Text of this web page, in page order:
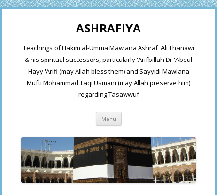
ASHRAFIYA
Teachings of Hakim al-Umma Mawlana Ashraf 'Ali Thanawi
& his spiritual successors, particularly 'Arifbillah Dr 'Abdul
Hayy 'Arifi (may Allah bless them) and Sayyidi Mawlana
Mufti Mohammad Taqi Usmani (may Allah preserve him)
regarding Tasawwuf
Menu Skip
content